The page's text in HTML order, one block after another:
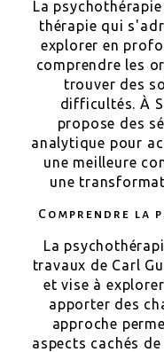
La
thérapie qui
explorer en
comprendre les
trouver des
difficultés. À
propose des
analytique pour
une meilleure
une
Comprendre la
La
travaux de Carl
et vise à
apporter des
approche
aspects cachés